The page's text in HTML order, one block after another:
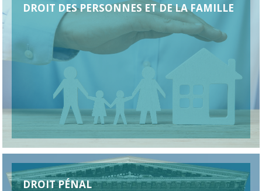
DROIT DES PERSONNES ET DE LA FAMILLE
DROIT PÉNAL